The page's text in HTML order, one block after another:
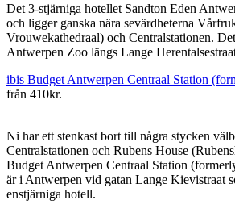
Det 3-stjärniga hotellet Sandton Eden
och ligger ganska nära sevärdheterna
Vrouwekathedraal) och Centralstationen.
Antwerpen Zoo längs Lange
ibis Budget Antwerpen Centraal Station
från 410kr.
Ni har ett stenkast bort till några stycken
Centralstationen och Rubens House
Budget Antwerpen Centraal Station
är i Antwerpen vid gatan Lange Kievistraat
enstjärniga hotell.